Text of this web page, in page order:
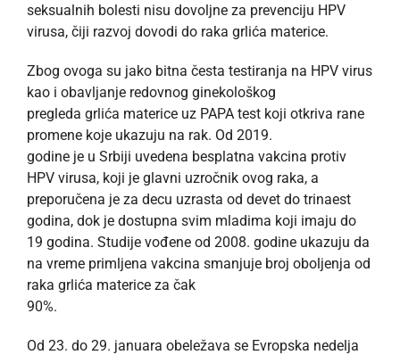
seksualnih bolesti nisu dovoljne za prevenciju HPV
virusa, čiji razvoj dovodi do raka grlića materice.
Zbog ovoga su jako bitna česta testiranja na HPV virus
kao i obavljanje redovnog ginekološkog
pregleda grlića materice uz PAPA test koji otkriva rane
promene koje ukazuju na rak. Od 2019.
godine je u Srbiji uvedena besplatna vakcina protiv
HPV virusa, koji je glavni uzročnik ovog raka, a
preporučena je za decu uzrasta od devet do trinaest
godina, dok je dostupna svim mladima koji imaju do
19 godina. Studije vođene od 2008. godine ukazuju da
na vreme primljena vakcina smanjuje broj oboljenja od
raka grlića materice za čak
90%.
Od 23. do 29. januara obeležava se Evropska nedelja